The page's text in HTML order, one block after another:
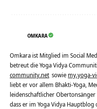
OMKARA
Omkara ist Mitglied im Social
betreut die Yoga Vidya
community.net sowie my.yoga-
liebt er vor allem Bhakti-Yoga,
leidenschaftlicher
dass er im Yoga Vidya